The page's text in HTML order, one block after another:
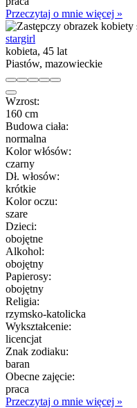
Przeczytaj o mnie więcej »
stargirl
kobieta, 45 lat
Piastów, mazowieckie
Wzrost:
160 cm
Budowa ciała:
normalna
Kolor włósów:
czarny
Dł. włosów:
krótkie
Kolor oczu:
szare
Dzieci:
obojętne
Alkohol:
obojętny
Papierosy:
obojętny
Religia:
rzymsko-katolicka
Wykształcenie:
licencjat
Znak zodiaku:
baran
Obecne zajęcie:
praca
Przeczytaj o mnie więcej »